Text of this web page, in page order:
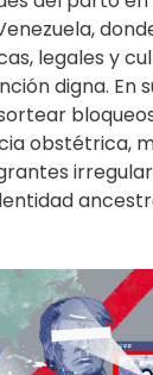
legales y
digna. En
obstétrica,